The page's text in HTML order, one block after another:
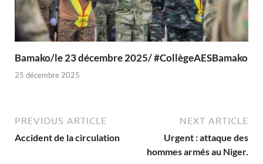
Bamako/le 23 décembre 2025/ #CollègeAESBamako
25 décembre 2025
PREVIOUS ARTICLE
Accident de la circulation
NEXT ARTICLE
Urgent : attaque des
hommes armés au Niger.